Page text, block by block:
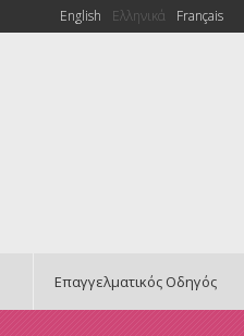
English Ελληνικά Français
Επαγγελματικός Οδηγός